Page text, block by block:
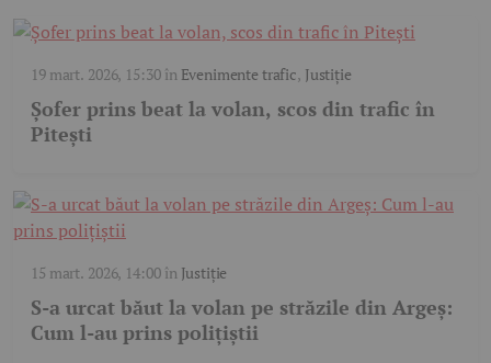
19 mart. 2026, 15:30în Evenimente trafic, Justiție
Șofer prins beat la volan, scos din trafic în
Pitești
15 mart. 2026, 14:00în Justiție
S-a urcat băut la volan pe străzile din Argeș:
Cum l-au prins polițiștii